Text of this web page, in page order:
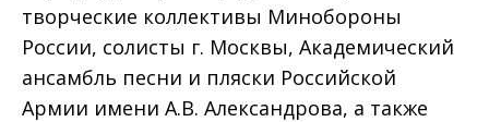
творческие коллективы Минобороны
России, солисты г. Москвы, Академический
ансамбль песни и пляски Российской
Армии имени А.В. Александрова, а также